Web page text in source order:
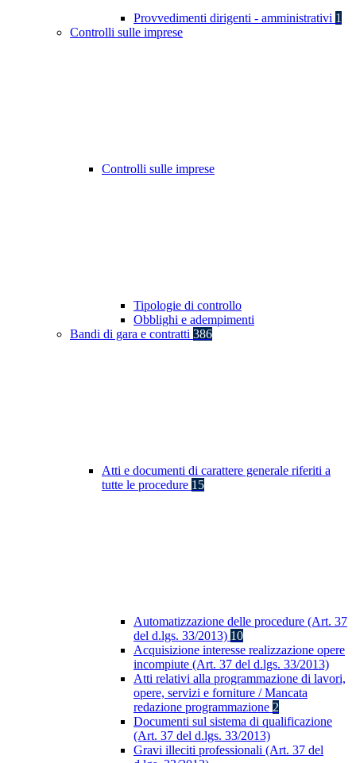
Provvedimenti dirigenti - amministrativi 1
Controlli sulle imprese
Controlli sulle imprese
Tipologie di controllo
Obblighi e adempimenti
Bandi di gara e contratti 386
Atti e documenti di carattere generale riferiti a
tutte le procedure 15
Automatizzazione delle procedure (Art. 37
del d.lgs. 33/2013) 10
Acquisizione interesse realizzazione opere
incompiute (Art. 37 del d.lgs. 33/2013)
Atti relativi alla programmazione di lavori,
opere, servizi e forniture / Mancata
redazione programmazione 2
Documenti sul sistema di qualificazione
(Art. 37 del d.lgs. 33/2013)
Gravi illeciti professionali (Art. 37 del